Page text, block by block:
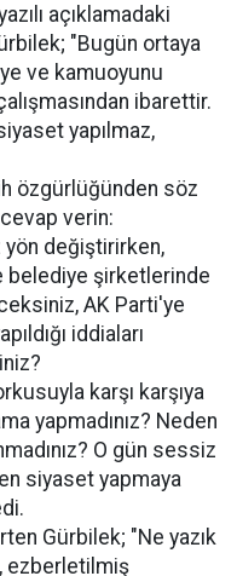
açıklamadaki
"Bugün ortaya
ve kamuoyunu
ibarettir.
yapılmaz,
özgürlüğünden söz
verin:
değiştirirken,
belediye şirketlerinde
AK Parti'ye
iddiaları
karşı karşıya
yapmadınız? Neden
O gün sessiz
siyaset yapmaya
Gürbilek; "Ne yazık
ezberletilmiş